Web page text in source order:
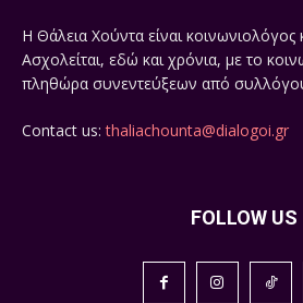
Η Θάλεια Χούντα είναι
Ασχολείται, εδώ και χρόνια, με το
πληθώρα συνεντεύξεων από
Contact us:thaliachounta@dialogoi.gr
FOLLOW US